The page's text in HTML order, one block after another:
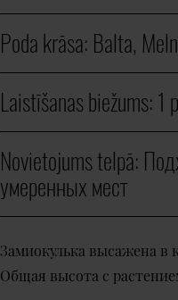
Poda krāsa: Balta,
Laistīšanas biežums:1
Novietojums telpā:
умеренных мест
Замиокулька высажена в
Oбщая высота с